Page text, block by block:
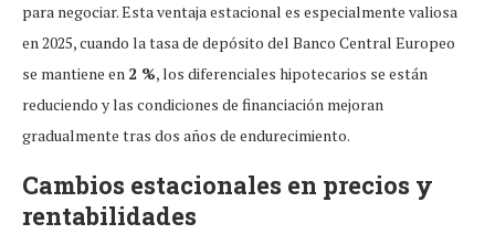
para negociar. Esta ventaja estacional es especialmente valiosa
en 2025, cuando la tasa de depósito del Banco Central Europeo
se mantiene en 2 %, los diferenciales hipotecarios se están
reduciendo y las condiciones de financiación mejoran
gradualmente tras dos años de endurecimiento.
Cambios estacionales en precios y
rentabilidades